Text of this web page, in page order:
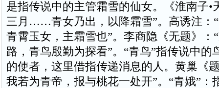
是指传说中的主管霜雪的仙女。《淮南子•
三月……青女乃出，以降霜雪”。高诱注：
青霄玉女，主霜雪也”。李商隐《无题》：
路，青鸟殷勤为探看”。“青鸟”指传说中的
的使者，这里借指传递消息的人。黄巢《
我若为青帝，报与桃花一处开”。“青娥”：